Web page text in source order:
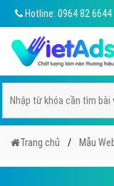
Hotline: 0964 82 6644
Trang chủ Mẫu